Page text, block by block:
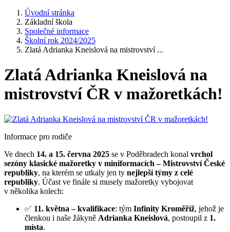
Úvodní stránka
Základní škola
Společné informace
Školní rok 2024/2025
Zlatá Adrianka Kneislová na mistrovství ...
Zlatá Adrianka Kneislová na
mistrovství ČR v mažoretkách!
Informace pro rodiče
Ve dnech 14. a 15. června 2025 se v Poděbradech konal vrchol
sezóny klasické mažoretky v miniformacích – Mistrovství České
republiky, na kterém se utkaly jen ty nejlepší týmy z celé
republiky. Účast ve finále si musely mažoretky vybojovat
v několika kolech:
✅ 11. května – kvalifikace: tým Infinity Kroměříž, jehož je
členkou i naše žákyně Adrianka Kneislová, postoupil z 1.
místa.